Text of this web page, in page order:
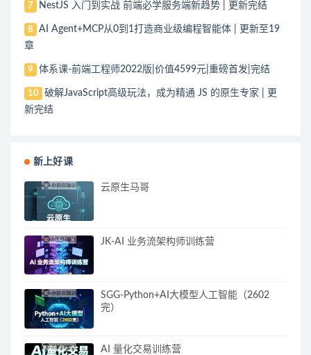
7 NestJS 入门到实战 前端必学服务端新趋势 | 更新完结
8
AI Agent+MCP从0到1打造商业级编程智能体 | 更新至19
章
9 体系课-前端工程师2022版|价值4599元|重磅首发|完结
10
破解JavaScript高级玩法，成为精通 JS 的原生专家 | 更
新完结
新上好课
云原生马哥
JK-AI 业务流架构师训练营
SGG-Python+AI大模型人工智能（2602
完）
AI 量化交易训练营